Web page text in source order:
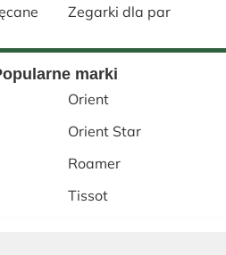
Zegarki dla par
marki
Orient
Orient Star
Roamer
Tissot